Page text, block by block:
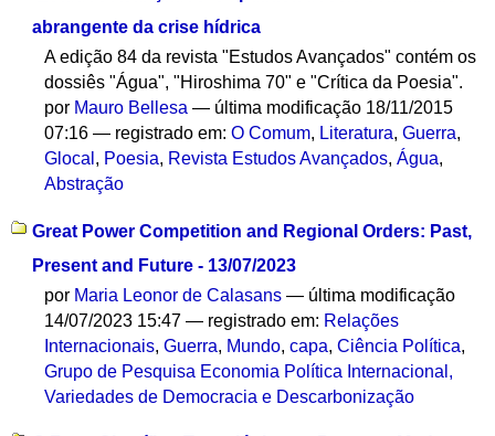
abrangente da crise hídrica
A edição 84 da revista "Estudos Avançados" contém os
dossiês "Água", "Hiroshima 70" e "Crítica da Poesia".
por Mauro Bellesa — última modificação 18/11/2015
07:16— registrado em:O Comum, Literatura,Guerra,
Glocal , Poesia, Revista Estudos Avançados,Água,
Abstração
Great Power Competition and Regional Orders: Past,
Present and Future - 13/07/2023
por Maria Leonor de Calasans — última modificação
14/07/2023 15:47— registrado em: Relações
Internacionais,Guerra, Mundo,capa,Ciência Política,
Grupo de Pesquisa Economia Política Internacional,
Variedades de Democracia e Descarbonização